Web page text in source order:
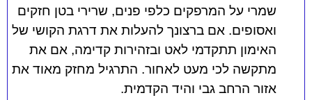
שמרי על המרפקים כלפי פנים, שרירי בטן חזקים
ואסופים. אם ברצונך להעלות את דרגת הקושי של
האימון תתקדמי לאט ובזהירות קדימה, אם את
מתקשה לכי מעט לאחור. התרגיל מחזק מאוד את
אזור הרחב גבי והיד הקדמית.